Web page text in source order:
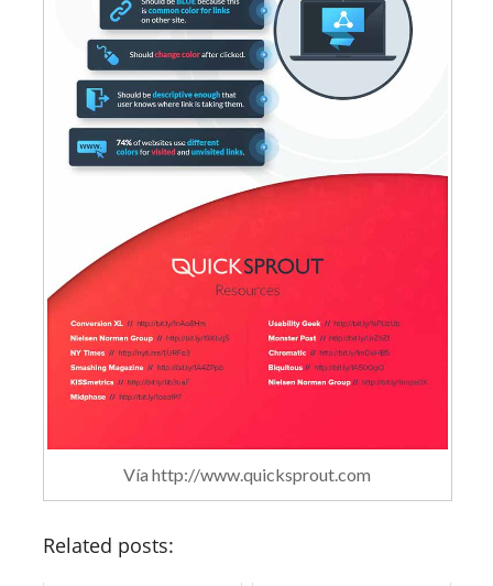
Vía http://www.quicksprout.com
Related posts: